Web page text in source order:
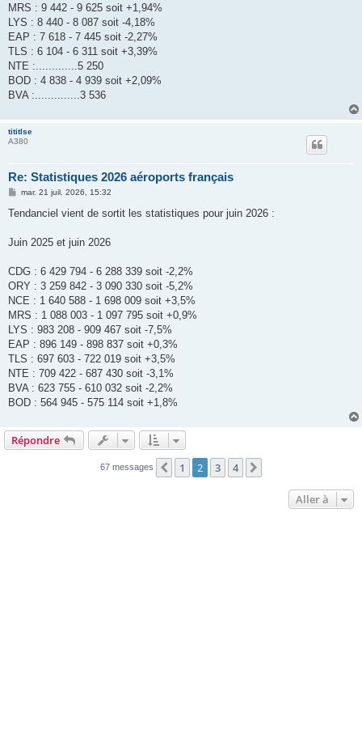
MRS : 9 442 - 9 625 soit +1,94%
LYS : 8 440 - 8 087 soit -4,18%
EAP : 7 618 - 7 445 soit -2,27%
TLS : 6 104 - 6 311 soit +3,39%
NTE :.............5 250
BOD : 4 838 - 4 939 soit +2,09%
BVA :..............3 536
tititlse
A380
Re: Statistiques 2026 aéroports français
M
s
g
mar. 21 juil. 2026, 15:32
Tendanciel vient de sortit les statistiques pour juin 2026 :
Juin 2025 et juin 2026
CDG : 6 429 794 - 6 288 339 soit -2,2%
ORY : 3 259 842 - 3 090 330 soit -5,2%
NCE : 1 640 588 - 1 698 009 soit +3,5%
MRS : 1 088 003 - 1 097 795 soit +0,9%
LYS : 983 208 - 909 467 soit -7,5%
EAP : 896 149 - 898 837 soit +0,3%
TLS : 697 603 - 722 019 soit +3,5%
NTE : 709 422 - 687 430 soit -3,1%
BVA : 623 755 - 610 032 soit -2,2%
BOD : 564 945 - 575 114 soit +1,8%
Répondre
67 messages Précédente
1 2 3 4
Aller à